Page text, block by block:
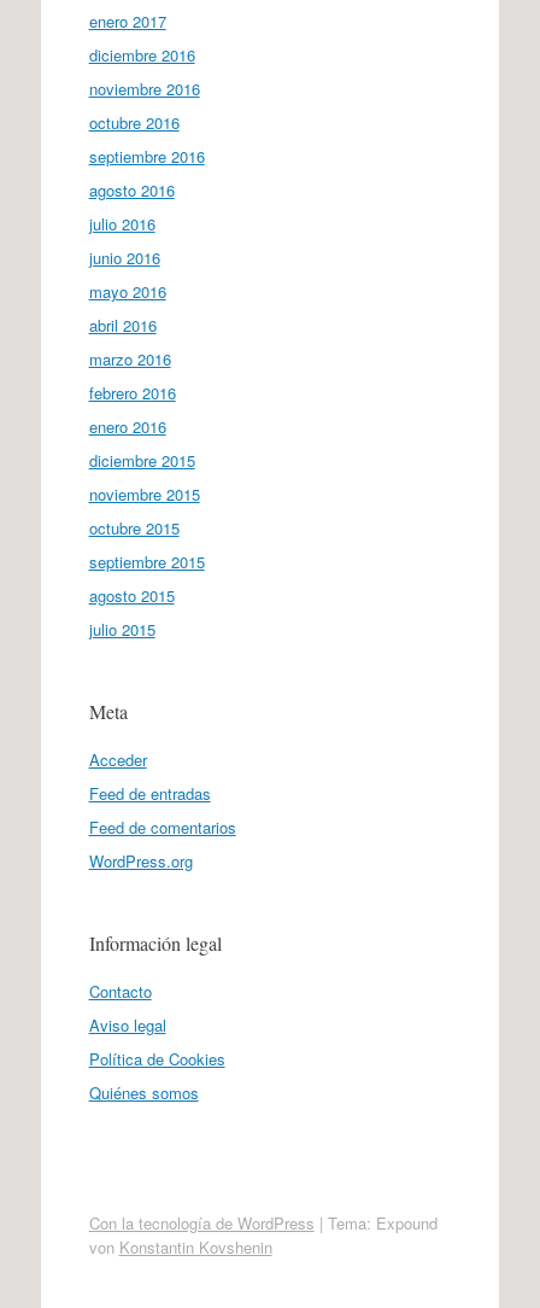
enero 2017
diciembre 2016
noviembre 2016
octubre 2016
septiembre 2016
agosto 2016
julio 2016
junio 2016
mayo 2016
abril 2016
marzo 2016
febrero 2016
enero 2016
diciembre 2015
noviembre 2015
octubre 2015
septiembre 2015
agosto 2015
julio 2015
Meta
Acceder
Feed de entradas
Feed de comentarios
WordPress.org
Información legal
Contacto
Aviso legal
Política de Cookies
Quiénes somos
Con la tecnología de WordPress | Tema: Expound
von Konstantin Kovshenin